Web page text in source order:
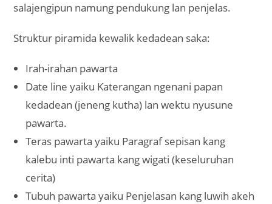
salajengipun namung pendukung lan penjelas.
Struktur piramida kewalik kedadean saka:
Irah-irahan pawarta
Date line yaiku Katerangan ngenani papan
kedadean (jeneng kutha) lan wektu nyusune
pawarta.
Teras pawarta yaiku Paragraf sepisan kang
kalebu inti pawarta kang wigati (keseluruhan
cerita)
Tubuh pawarta yaiku Penjelasan kang luwih akeh